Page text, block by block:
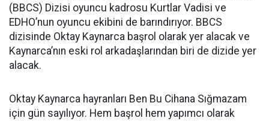
(BBCS) Dizisi oyuncu kadrosu Kurtlar Vadisi ve
EDHO’nun oyuncu ekibini de barındırıyor. BBCS
dizisinde Oktay Kaynarca başrol olarak yer alacak ve
Kaynarca’nın eski rol arkadaşlarından biri de dizide yer
alacak.
Oktay Kaynarca hayranları Ben Bu Cihana Sığmazam
için gün sayılıyor. Hem başrol hem yapımcı olarak